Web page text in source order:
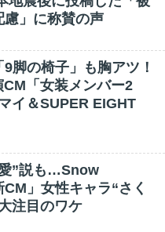
慮」に称賛の声
脚の椅子」も胸アツ！
「女装メンバー2
イ＆SUPER EIGHT
”説も…Snow
」女性キャラ“さく
注目のワケ